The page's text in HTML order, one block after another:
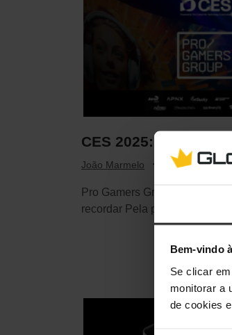
Bem-vindo
Se clicar
monitorar a
de cookies
CES 2025: Pro
João Marmelo · Janeiro 15,
Pro Gamers Group CES 2025:
recordar Pela primeira vez, o